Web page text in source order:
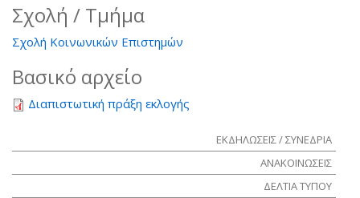
Σχολή / Τμήμα
Σχολή Κοινωνικών Επιστημών
Βασικό αρχείο
Διαπιστωτική πράξη εκλογής
ΕΚΔΗΛΩΣΕΙΣ / ΣΥΝΕΔΡΙΑ
ΑΝΑΚΟΙΝΩΣΕΙΣ
ΔΕΛΤΙΑ ΤΥΠΟΥ